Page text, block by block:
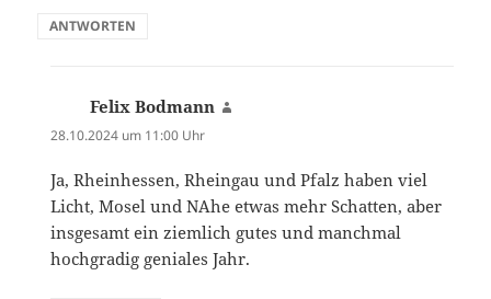
ANTWORTEN
Felix Bodmann
28.10.2024 um 11:00 Uhr
Ja, Rheinhessen, Rheingau und Pfalz haben viel
Licht, Mosel und NAhe etwas mehr Schatten, aber
insgesamt ein ziemlich gutes und manchmal
hochgradig geniales Jahr.